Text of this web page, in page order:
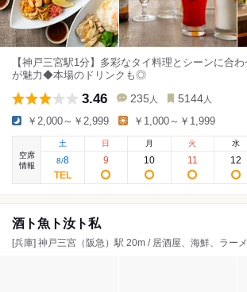
【神戸三宮駅1分】多彩なタイ料理とシーンに合
が魅力◆本場のドリンクも◎
3.46 235 人 5144 人
￥2,000～￥2,999 ￥1,000～￥1,999
空席
情報
土
8/8
日
9
月
10
火
11
水
12
酒ト魚ト汝ト私
[兵庫] 神戸三宮（阪急）駅 20m / 居酒屋、海鮮、ラー